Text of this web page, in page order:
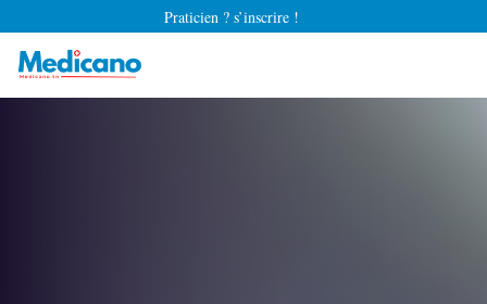
Praticien ? s’inscrire !